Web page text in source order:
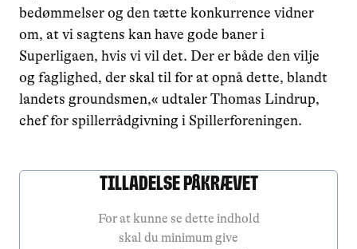
bedømmelser og den tætte konkurrence vidner
om, at vi sagtens kan have gode baner i
Superligaen, hvis vi vil det. Der er både den vilje
og faglighed, der skal til for at opnå dette, blandt
landets groundsmen,« udtaler Thomas Lindrup,
chef for spillerrådgivning i Spillerforeningen.
Tilladelse Påkrævet
For at kunne se dette indhold
skal du minimum give